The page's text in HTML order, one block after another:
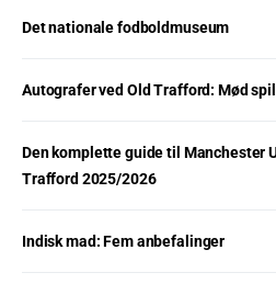
Det nationale fodboldmuseum
Autografer ved Old Trafford: Mød
Den komplette guide til Manchester
Trafford 2025/2026
Indisk mad: Fem anbefalinger